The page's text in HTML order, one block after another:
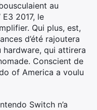
au
2017, le
Qui plus, est,
d’été rajoutera
qui attirera
Conscient de
of America a voulu
Switch n’a